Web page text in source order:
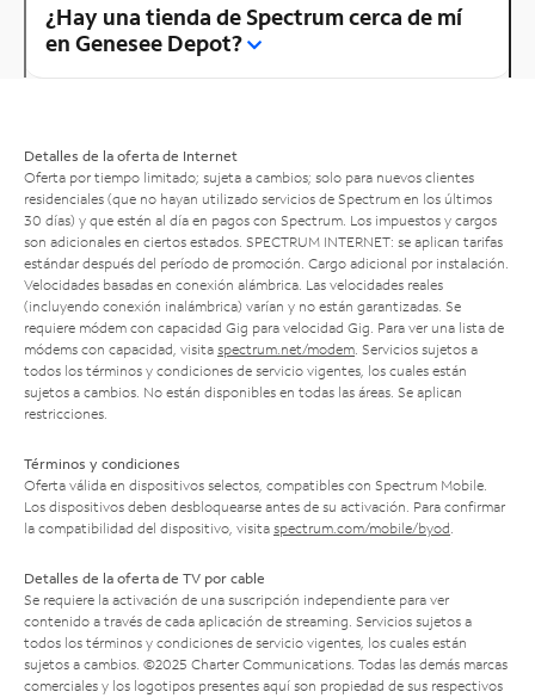
¿Hay una tienda de Spectrum cerca de mí
en Genesee Depot?
Detalles de la oferta de Internet
Oferta por tiempo limitado; sujeta a cambios; solo para nuevos clientes
residenciales (que no hayan utilizado servicios de Spectrum en los últimos
30 días) y que estén al día en pagos con Spectrum. Los impuestos y cargos
son adicionales en ciertos estados. SPECTRUM INTERNET: se aplican tarifas
estándar después del período de promoción. Cargo adicional por instalación.
Velocidades basadas en conexión alámbrica. Las velocidades reales
(incluyendo conexión inalámbrica) varían y no están garantizadas. Se
requiere módem con capacidad Gig para velocidad Gig. Para ver una lista de
módems con capacidad, visita spectrum.net/modem . Servicios sujetos a
todos los términos y condiciones de servicio vigentes, los cuales están
sujetos a cambios. No están disponibles en todas las áreas. Se aplican
restricciones.
Términos y condiciones
Oferta válida en dispositivos selectos, compatibles con Spectrum Mobile.
Los dispositivos deben desbloquearse antes de su activación. Para confirmar
la compatibilidad del dispositivo, visita spectrum.com/mobile/byod
Detalles de la oferta de TV por cable
Se requiere la activación de una suscripción independiente para ver
contenido a través de cada aplicación de streaming. Servicios sujetos a
todos los términos y condiciones de servicio vigentes, los cuales están
sujetos a cambios. ©2025 Charter Communications. Todas las demás marcas
comerciales y los logotipos presentes aquí son propiedad de sus respectivos